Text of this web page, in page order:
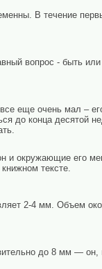
В течение
вопрос - быть
еще очень мал –
до конца десятой
и окружающие его
тексте.
2-4 мм. Объем
до 8 мм — он,